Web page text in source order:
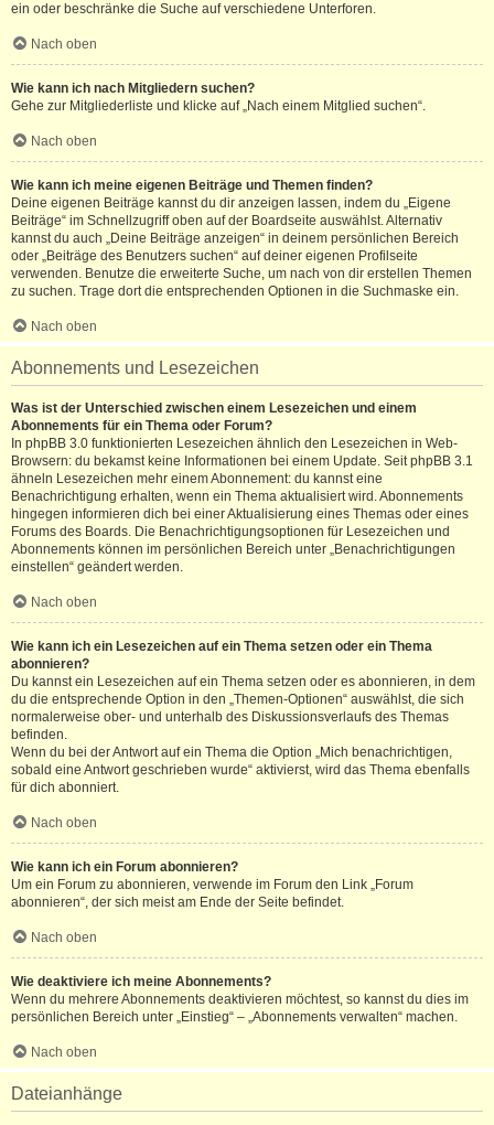
ein oder beschränke die Suche auf verschiedene Unterforen.
Nach oben
Wie kann ich nach Mitgliedern suchen?
Gehe zur Mitgliederliste und klicke auf „Nach einem Mitglied suchen“.
Nach oben
Wie kann ich meine eigenen Beiträge und Themen finden?
Deine eigenen Beiträge kannst du dir anzeigen lassen, indem du „Eigene
Beiträge“ im Schnellzugriff oben auf der Boardseite auswählst. Alternativ
kannst du auch „Deine Beiträge anzeigen“ in deinem persönlichen Bereich
oder „Beiträge des Benutzers suchen“ auf deiner eigenen Profilseite
verwenden. Benutze die erweiterte Suche, um nach von dir erstellen Themen
zu suchen. Trage dort die entsprechenden Optionen in die Suchmaske ein.
Nach oben
Abonnements und Lesezeichen
Was ist der Unterschied zwischen einem Lesezeichen und einem
Abonnements für ein Thema oder Forum?
In phpBB 3.0 funktionierten Lesezeichen ähnlich den Lesezeichen in Web-
Browsern: du bekamst keine Informationen bei einem Update. Seit phpBB 3.1
ähneln Lesezeichen mehr einem Abonnement: du kannst eine
Benachrichtigung erhalten, wenn ein Thema aktualisiert wird. Abonnements
hingegen informieren dich bei einer Aktualisierung eines Themas oder eines
Forums des Boards. Die Benachrichtigungsoptionen für Lesezeichen und
Abonnements können im persönlichen Bereich unter „Benachrichtigungen
einstellen“ geändert werden.
Nach oben
Wie kann ich ein Lesezeichen auf ein Thema setzen oder ein Thema
abonnieren?
Du kannst ein Lesezeichen auf ein Thema setzen oder es abonnieren, in dem
du die entsprechende Option in den „Themen-Optionen“ auswählst, die sich
normalerweise ober- und unterhalb des Diskussionsverlaufs des Themas
befinden.
Wenn du bei der Antwort auf ein Thema die Option „Mich benachrichtigen,
sobald eine Antwort geschrieben wurde“ aktivierst, wird das Thema ebenfalls
für dich abonniert.
Nach oben
Wie kann ich ein Forum abonnieren?
Um ein Forum zu abonnieren, verwende im Forum den Link „Forum
abonnieren“, der sich meist am Ende der Seite befindet.
Nach oben
Wie deaktiviere ich meine Abonnements?
Wenn du mehrere Abonnements deaktivieren möchtest, so kannst du dies im
persönlichen Bereich unter „Einstieg“ – „Abonnements verwalten“ machen.
Nach oben
Dateianhänge